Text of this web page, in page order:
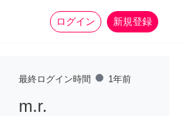
ログイン 新規登録
家事 more_horiz
最終ログイン時間 fiber_manual_record 1年前
m.r.